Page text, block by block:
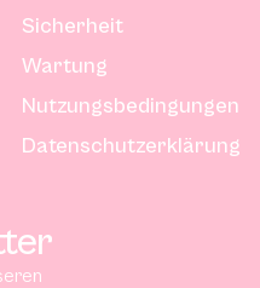
Sicherheit
Wartung
Nutzungsbedingungen
Datenschutzerklärung